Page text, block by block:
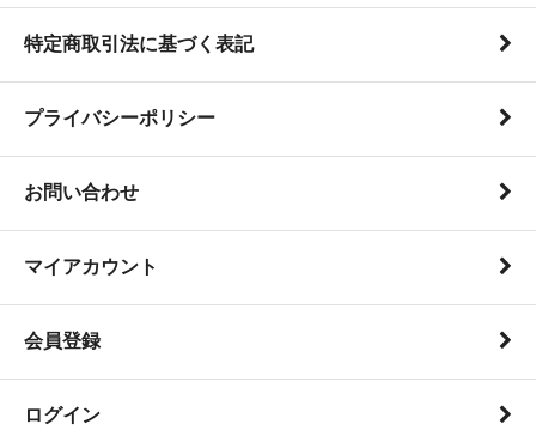
特定商取引法に基づく表記
プライバシーポリシー
お問い合わせ
マイアカウント
会員登録
ログイン